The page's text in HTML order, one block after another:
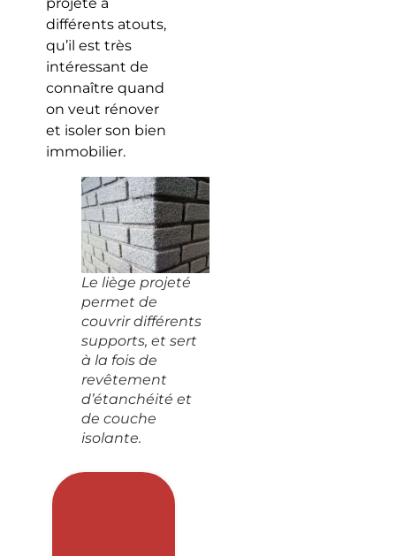
différents atouts,
qu’il est très
intéressant de
connaître quand
on veut rénover
et isoler son bien
immobilier.
Le liège projeté
permet de
couvrir différents
supports, et sert
à la fois de
revêtement
d’étanchéité et
de couche
isolante.